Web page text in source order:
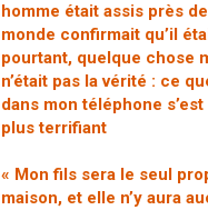
homme était assis près
monde confirmait qu’il
pourtant, quelque chose
n’était pas la vérité : ce
dans mon téléphone
plus terrifiant
« Mon fils sera le seul
maison, et elle n’y aura